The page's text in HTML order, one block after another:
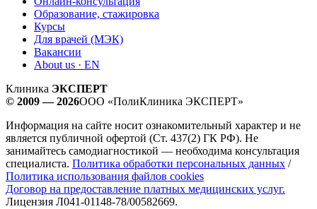
Образование, стажировка
Курсы
Для врачей (МЭК)
Вакансии
About us · EN
Клиника ЭКСПЕРТ
© 2009 — 2026ООО «ПолиКлиника ЭКСПЕРТ»
Информация на сайте носит ознакомительный характер и не
является публичной офертой (Ст. 437(2) ГК РФ). Не
занимайтесь самодиагностикой — необходима консультация
специалиста. Политика обработки персональных данных /
Политика использования файлов cookies
Договор на предоставление платных медицинских услуг.
Лицензия Л041-01148-78/00582669.